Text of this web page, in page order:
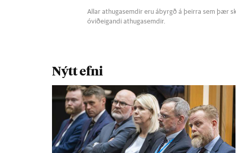
Allar athugasemdir eru ábyrgð á þeirra sem þær
óviðeigandi athugasemdir.
Nýtt efni